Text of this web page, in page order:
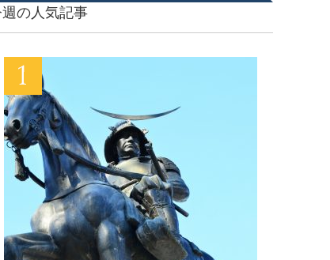
の人気記事